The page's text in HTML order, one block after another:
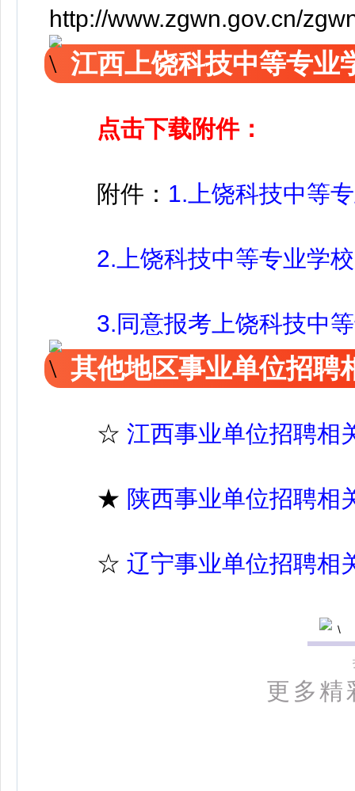
http://www.zgwn.gov.cn/
江西上饶科技中等专业
点击下载附件：
附件： 1.上饶科技中等
2.上饶科技中等专业学校
3.同意报考上饶科技中等
其他地区事业单位招聘
☆ 江西事业单位招聘相
★ 陕西事业单位招聘相
☆ 辽宁事业单位招聘相
更多精